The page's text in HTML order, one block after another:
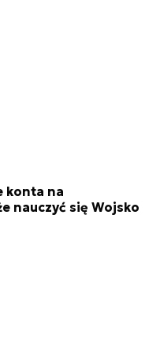
konta na
nauczyć się Wojsko